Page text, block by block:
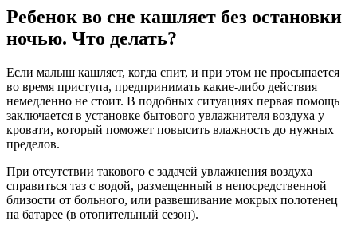
Ребенок во сне кашляет без остановки
ночью. Что делать?
Если малыш кашляет, когда спит, и при этом не просыпается
во время приступа, предпринимать какие-либо действия
немедленно не стоит. В подобных ситуациях первая помощь
заключается в установке бытового увлажнителя воздуха у
кровати, который поможет повысить влажность до нужных
пределов.
При отсутствии такового с задачей увлажнения воздуха
справиться таз с водой, размещенный в непосредственной
близости от больного, или развешивание мокрых полотенец
на батарее (в отопительный сезон).